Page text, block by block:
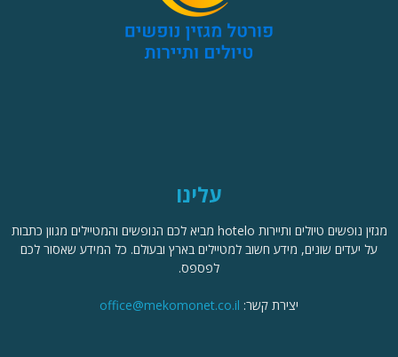
עלינו
מגזין נופשים טיולים ותיירות hotelo מביא לכם הנופשים והמטיילים מגוון כתבות
על יעדים שונים, מידע חשוב למטיילים בארץ ובעולם. כל המידע שאסור לכם
לפספס.
יצירת קשר: office@mekomonet.co.il